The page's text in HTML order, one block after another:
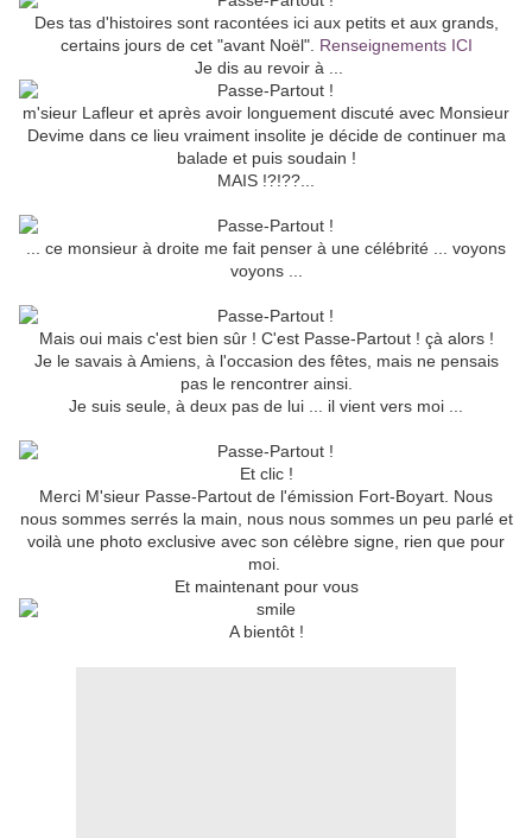
Des tas d'histoires sont racontées ici aux petits et aux grands,
certains jours de cet "avant Noël". Renseignements ICI
Je dis au revoir à ...
m'sieur Lafleur et après avoir longuement discuté avec Monsieur
Devime dans ce lieu vraiment insolite je décide de continuer ma
balade et puis soudain !
MAIS !?!??...
... ce monsieur à droite me fait penser à une célébrité ... voyons
voyons ...
Mais oui mais c'est bien sûr ! C'est Passe-Partout ! çà alors !
Je le savais à Amiens, à l'occasion des fêtes, mais ne pensais
pas le rencontrer ainsi.
Je suis seule, à deux pas de lui ... il vient vers moi ...
Et clic !
Merci M'sieur Passe-Partout de l'émission Fort-Boyart. Nous
nous sommes serrés la main, nous nous sommes un peu parlé et
voilà une photo exclusive avec son célèbre signe, rien que pour
moi.
Et maintenant pour vous
A bientôt !